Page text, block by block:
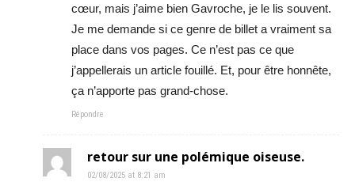
cœur, mais j’aime bien Gavroche, je le lis souvent.
Je me demande si ce genre de billet a vraiment sa
place dans vos pages. Ce n’est pas ce que
j’appellerais un article fouillé. Et, pour être honnête,
ça n’apporte pas grand-chose.
Répondre
retour sur une polémique oiseuse.
02/08/2025 at 8:21 am